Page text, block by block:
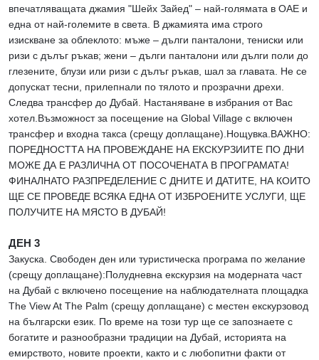
впечатляващата джамия "Шейх Зайед" – най-голямата в ОАЕ и
една от най-големите в света. В джамията има строго
изискване за облеклото: мъже – дълги панталони, тениски или
ризи с дълъг ръкав; жени – дълги панталони или дълги поли до
глезените, блузи или ризи с дълъг ръкав, шал за главата. Не се
допускат тесни, прилепнали по тялото и прозрачни дрехи.
Следва трансфер до Дубай. Настаняване в избрания от Вас
хотел.Възможност за посещение на Global Village с включен
трансфер и входна такса (срещу доплащане).Нощувка.ВАЖНО:
ПОРЕДНОСТТА НА ПРОВЕЖДАНЕ НА ЕКСКУРЗИИТЕ ПО ДНИ
МОЖЕ ДА Е РАЗЛИЧНА ОТ ПОСОЧЕНАТА В ПРОГРАМАТА!
ФИНАЛНАТО РАЗПРЕДЕЛЕНИЕ С ДНИТЕ И ДАТИТЕ, НА КОИТО
ЩЕ СЕ ПРОВЕДЕ ВСЯКА ЕДНА ОТ ИЗБРОЕНИТЕ УСЛУГИ, ЩЕ
ПОЛУЧИТЕ НА МЯСТО В ДУБАЙ!
ДЕН 3
Закуска. Свободен ден или туристическа програма по желание
(срещу доплащане):Полудневна екскурзия на модерната част
на Дубай с включено посещение на наблюдателната площадка
The View At The Palm (срещу доплащане) с местен екскурзовод
на български език. По време на този тур ще се запознаете с
богатите и разнообразни традиции на Дубай, историята на
емирството, новите проекти, както и с любопитни факти от